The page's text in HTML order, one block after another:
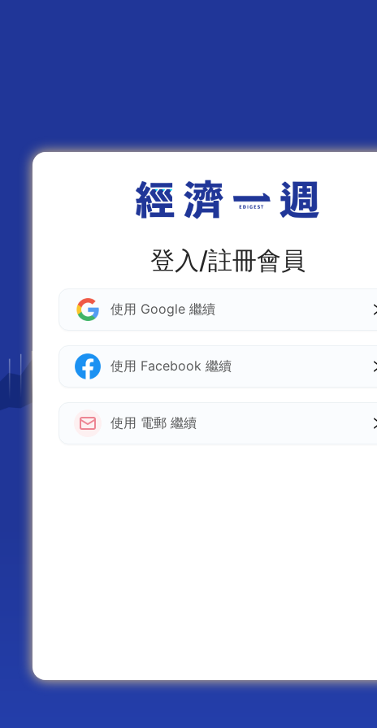
登入/註冊會員
使用 Google 繼續
使用 Facebook 繼續
使用 電郵 繼續